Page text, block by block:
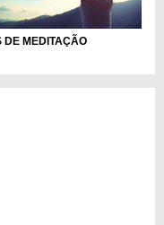
DE MEDITAÇÃO